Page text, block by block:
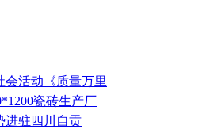
会活动《质量万里
瓷砖生产厂
进驻四川自贡